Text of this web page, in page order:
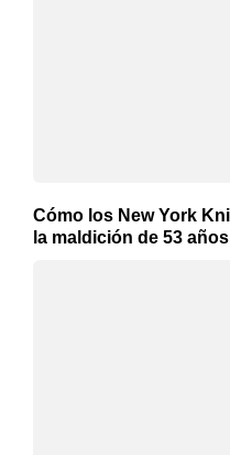
Cómo los New York
la maldición de 53 años